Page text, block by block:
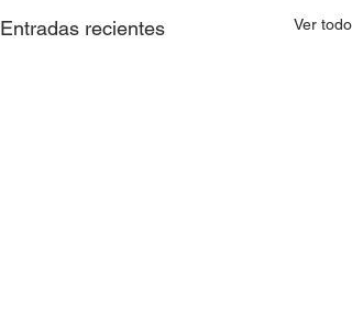
Entradas recientes Ver todo